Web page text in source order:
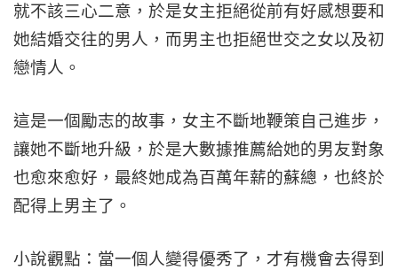
就不該三心二意，於是女主拒絕從前有好感想要和
她結婚交往的男人，而男主也拒絕世交之女以及初
戀情人。
這是一個勵志的故事，女主不斷地鞭策自己進步，
讓她不斷地升級，於是大數據推薦給她的男友對象
也愈來愈好，最終她成為百萬年薪的蘇總，也終於
配得上男主了。
小說觀點：當一個人變得優秀了，才有機會去得到